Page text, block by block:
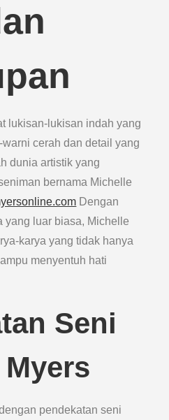
lukisan-lukisan indah yang
cerah dan detail yang
dunia artistik yang
bernama Michelle
Dengan
yang luar biasa, Michelle
karya yang tidak hanya
menyentuh hati
Seni
pendekatan seni